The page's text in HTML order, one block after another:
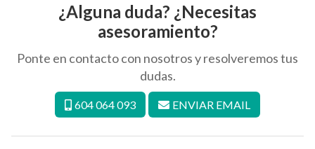
¿Alguna duda? ¿Necesitas
asesoramiento?
Ponte en contacto con nosotros y resolveremos tus
dudas.
604 064 093 ENVIAR EMAIL